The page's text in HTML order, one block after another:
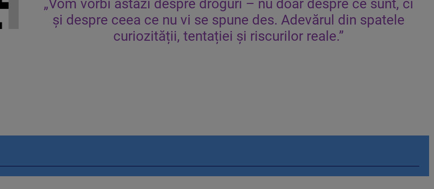
„Vom vorbi astăzi despre droguri – nu doar despre ce sunt, ci
și despre ceea ce nu vi se spune des. Adevărul din spatele
curiozității, tentației și riscurilor reale.”